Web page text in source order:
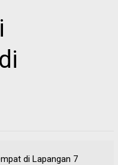
di Lapangan 7